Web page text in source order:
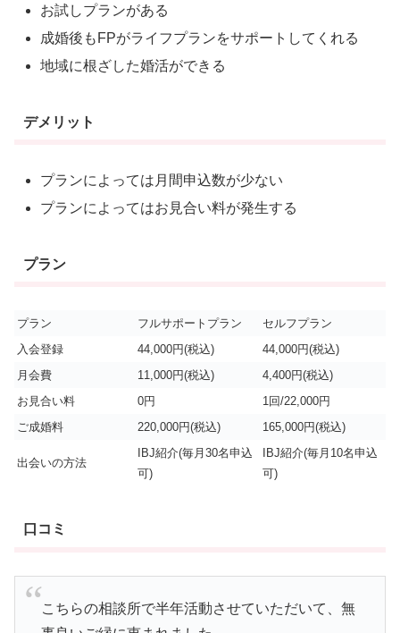
お試しプランがある
成婚後もFPがライフプランをサポートしてくれる
地域に根ざした婚活ができる
デメリット
プランによっては月間申込数が少ない
プランによってはお見合い料が発生する
プラン
プラン フルサポートプラン
セルフプラン
入会登録
44,000円(税込)
44,000円(税込)
月会費
11,000円(税込)
4,400円(税込)
お見合い料
0円
1回/22,000円
ご成婚料
220,000円(税込) 165,000円(税込)
出会いの方法
IBJ紹介(毎月30名申込
可)
IBJ紹介(毎月10名申込
可)
口コミ
こちらの相談所で半年活動させていただいて、無